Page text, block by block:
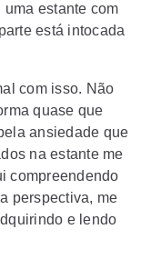
estante com
está intocada
com isso. Não
quase que
ansiedade que
na estante me
compreendendo
perspectiva, me
e lendo